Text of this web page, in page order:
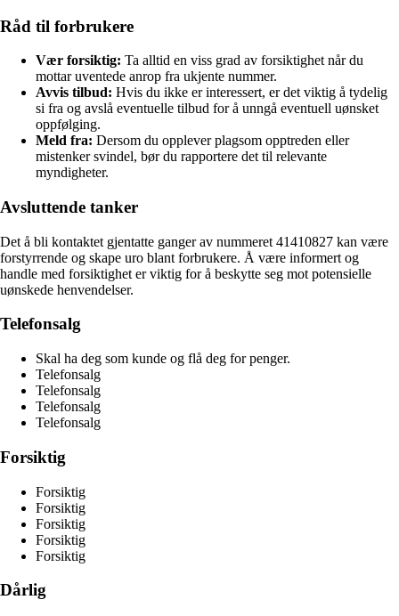
Råd til forbrukere
Vær forsiktig: Ta alltid en viss grad av forsiktighet når du
mottar uventede anrop fra ukjente nummer.
Avvis tilbud: Hvis du ikke er interessert, er det viktig å tydelig
si fra og avslå eventuelle tilbud for å unngå eventuell uønsket
oppfølging.
Meld fra: Dersom du opplever plagsom opptreden eller
mistenker svindel, bør du rapportere det til relevante
myndigheter.
Avsluttende tanker
Det å bli kontaktet gjentatte ganger av nummeret 41410827 kan være
forstyrrende og skape uro blant forbrukere. Å være informert og
handle med forsiktighet er viktig for å beskytte seg mot potensielle
uønskede henvendelser.
Telefonsalg
Skal ha deg som kunde og flå deg for penger.
Telefonsalg
Telefonsalg
Telefonsalg
Telefonsalg
Forsiktig
Forsiktig
Forsiktig
Forsiktig
Forsiktig
Forsiktig
Dårlig